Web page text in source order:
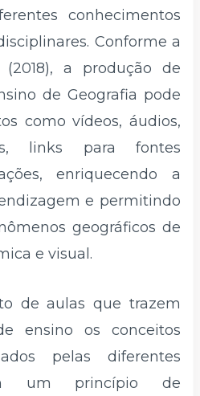
conhecimentos
Conforme a
a produção de
de Geografia pode
como vídeos, áudios,
links para fontes
enriquecendo a
e permitindo
geográficos de
e visual.
de aulas que trazem
ensino os conceitos
pelas diferentes
um princípio de